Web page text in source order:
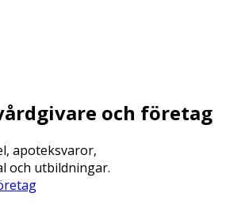
och företag
apoteksvaror,
och utbildningar.